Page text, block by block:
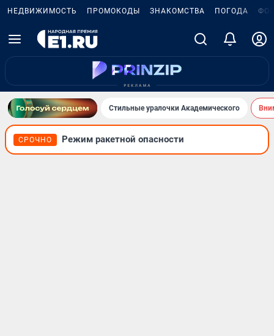
НЕДВИЖИМОСТЬ ПРОМОКОДЫ ЗНАКОМСТВА ПОГОДА
Стильные уралочки Академического
СРОЧНО Режим ракетной опасности